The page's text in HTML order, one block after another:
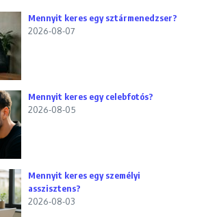
Mennyit keres egy sztármenedzser?
2026-08-07
Mennyit keres egy celebfotós?
2026-08-05
Mennyit keres egy személyi
asszisztens?
2026-08-03